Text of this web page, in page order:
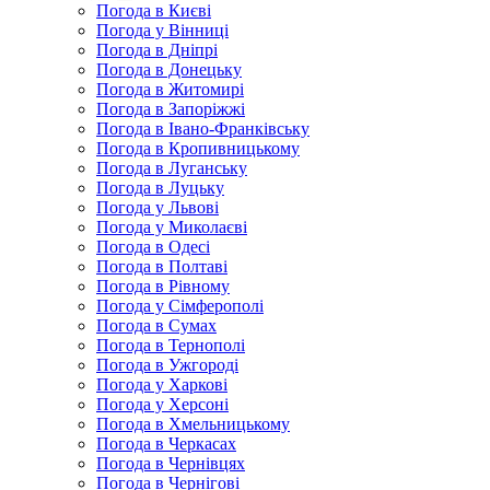
Погода в Києві
Погода у Вінниці
Погода в Дніпрі
Погода в Донецьку
Погода в Житомирі
Погода в Запоріжжі
Погода в Івано-Франківську
Погода в Кропивницькому
Погода в Луганську
Погода в Луцьку
Погода у Львові
Погода у Миколаєві
Погода в Одесі
Погода в Полтаві
Погода в Рівному
Погода у Сімферополі
Погода в Сумах
Погода в Тернополі
Погода в Ужгороді
Погода у Харкові
Погода у Херсоні
Погода в Хмельницькому
Погода в Черкасах
Погода в Чернівцях
Погода в Чернігові